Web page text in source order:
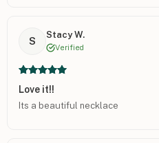
S
Stacy W.
Verified
Love it!!
Its a beautiful necklace